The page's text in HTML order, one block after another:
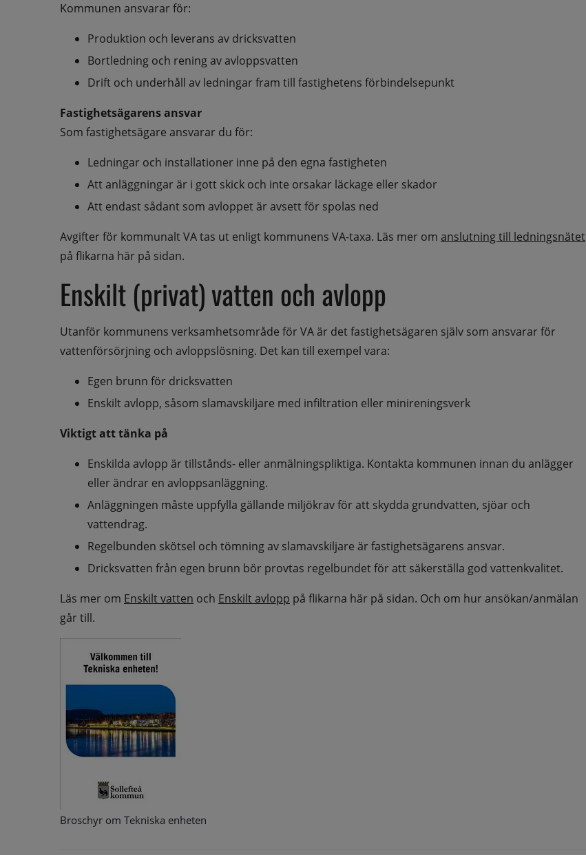
Kommunen ansvarar för:
Produktion och leverans av dricksvatten
Bortledning och rening av avloppsvatten
Drift och underhåll av ledningar fram till fastighetens förbindelsepunkt
Fastighetsägarens ansvar
Som fastighetsägare ansvarar du för:
Ledningar och installationer inne på den egna fastigheten
Att anläggningar är i gott skick och inte orsakar läckage eller skador
Att endast sådant som avloppet är avsett för spolas ned
Avgifter för kommunalt VA tas ut enligt kommunens VA-taxa. Läs mer om anslutning till ledningsnätet
på flikarna här på sidan.
Enskilt (privat) vatten och avlopp
Utanför kommunens verksamhetsområde för VA är det fastighetsägaren själv som ansvarar för
vattenförsörjning och avloppslösning. Det kan till exempel vara:
Egen brunn för dricksvatten
Enskilt avlopp, såsom slamavskiljare med infiltration eller minireningsverk
Viktigt att tänka på
Enskilda avlopp är tillstånds- eller anmälningspliktiga. Kontakta kommunen innan du anlägger
eller ändrar en avloppsanläggning.
Anläggningen måste uppfylla gällande miljökrav för att skydda grundvatten, sjöar och
vattendrag.
Regelbunden skötsel och tömning av slamavskiljare är fastighetsägarens ansvar.
Dricksvatten från egen brunn bör provtas regelbundet för att säkerställa god vattenkvalitet.
Läs mer om Enskilt vatten och Enskilt avlopp på flikarna här på sidan. Och om hur ansökan/anmälan
går till.
Broschyr om Tekniska enheten